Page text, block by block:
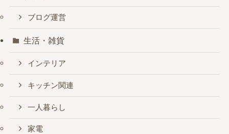
ブログ運営
生活・雑貨
インテリア
キッチン関連
一人暮らし
家電